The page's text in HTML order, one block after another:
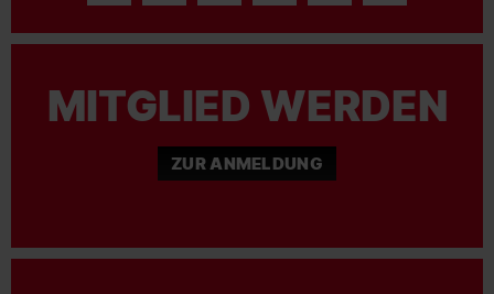
MITGLIED WERDEN
ZUR ANMELDUNG